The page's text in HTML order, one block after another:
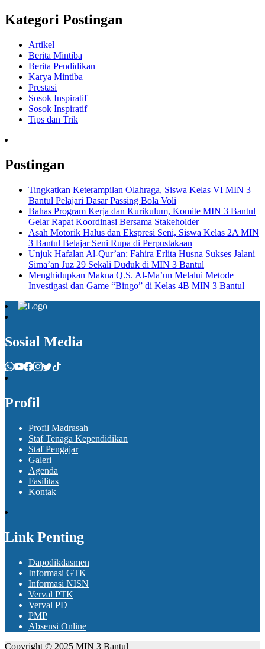
Kategori Postingan
Artikel
Berita Mintiba
Berita Pendidikan
Karya Mintiba
Prestasi
Sosok Inspiratif
Sosok Inspiratif
Tips dan Trik
Postingan
Tingkatkan Keterampilan Olahraga, Siswa Kelas VI MIN 3
Bantul Pelajari Dasar Passing Bola Voli
Bahas Program Kerja dan Kurikulum, Komite MIN 3 Bantul
Gelar Rapat Koordinasi Bersama Stakeholder
Asah Motorik Halus dan Ekspresi Seni, Siswa Kelas 2A MIN
3 Bantul Belajar Seni Rupa di Perpustakaan
Unjuk Hafalan Al-Qur’an: Fahira Erlita Husna Sukses Jalani
Sima’an Juz 29 Sekali Duduk di MIN 3 Bantul
Menghidupkan Makna Q.S. Al-Ma’un Melalui Metode
Investigasi dan Game “Bingo” di Kelas 4B MIN 3 Bantul
Sosial Media
Profil
Profil Madrasah
Staf Tenaga Kependidikan
Staf Pengajar
Galeri
Agenda
Fasilitas
Kontak
Link Penting
Dapodikdasmen
Informasi GTK
Informasi NISN
Verval PTK
Verval PD
PMP
Absensi Online
Copyright © 2025 MIN 3 Bantul